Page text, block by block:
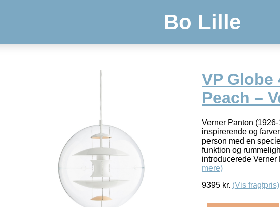
Bo Lille
VP Globe
Peach –
Verner Panton
inspirerende og
person med en
funktion og
introducerede
mere)
9395 kr. (Vis fragtpris)